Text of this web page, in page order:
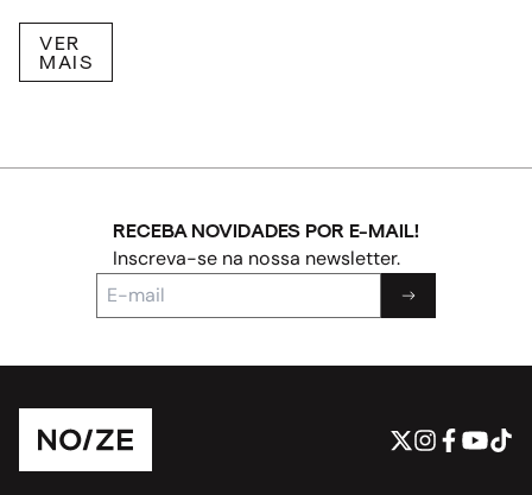
VER
MAIS
RECEBA NOVIDADES POR E-MAIL!
Inscreva-se na nossa newsletter.